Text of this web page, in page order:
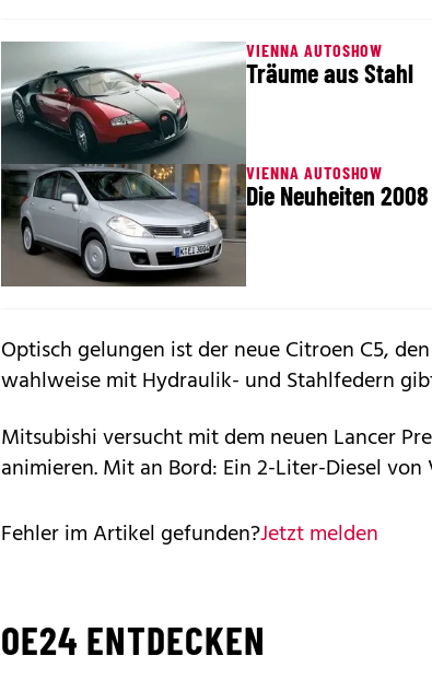
VIENNA AUTOSHOW
Träume aus Stahl
VIENNA AUTOSHOW
Die Neuheiten
Optisch gelungen ist der neue Citroen C5,
wahlweise mit Hydraulik- und Stahlfedern
Mitsubishi versucht mit dem neuen Lancer
animieren. Mit an Bord: Ein 2-Liter-Diesel von
Fehler im Artikel gefunden?Jetzt melden
OE24 ENTDECKEN